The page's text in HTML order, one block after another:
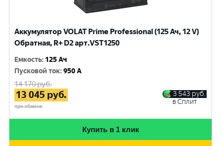
Аккумулятор VOLAT Prime Professional (125 Ач, 12 V)
Обратная, R+ D2 арт.VST1250
Емкость: 125 Ач
Пусковой ток:950 A
14 170руб.
13 045 руб.
при обмене
3 543 руб.
в Сплит
Купить в 1 клик